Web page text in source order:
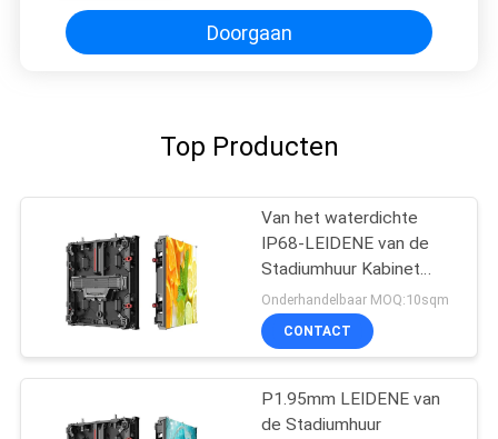
Doorgaan
Top Producten
Van het waterdichte
IP68-LEIDENE van de
Stadiumhuur Kabinet
Vertonings het Matrijs
Gegoten Aluminium
Onderhandelbaar MOQ:10sqm
CONTACT
P1.95mm LEIDENE van
de Stadiumhuur